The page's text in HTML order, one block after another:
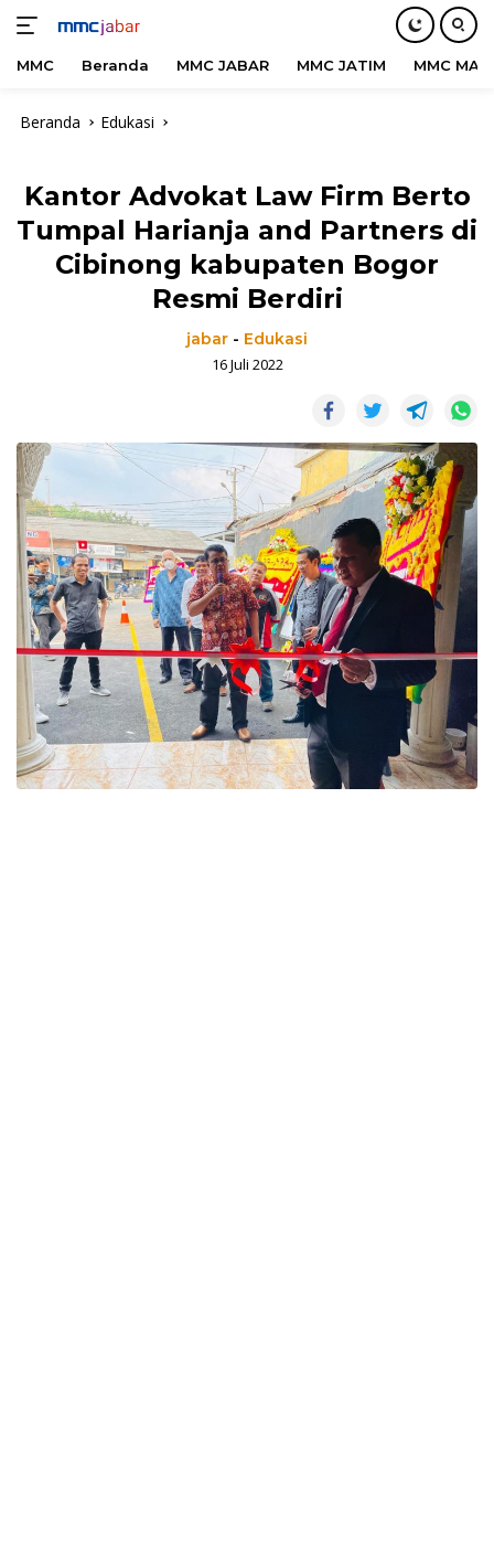
MMC Beranda MMC JABAR MMC JATIM MMC
Beranda Edukasi
Kantor Advokat Law Firm Berto
Tumpal Harianja and Partners di
Cibinong kabupaten Bogor
Resmi Berdiri
jabar - Edukasi
16 Juli 2022